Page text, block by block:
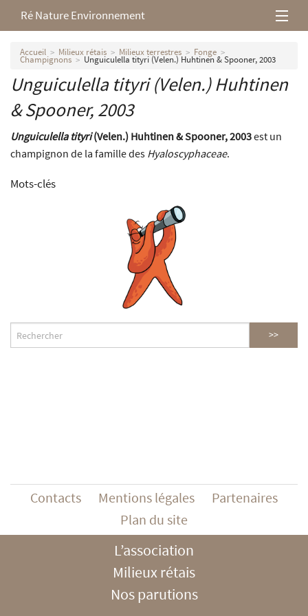
Ré Nature Environnement
L’association
Milieux rétais
Nos parutions
Accueil Milieux rétais Milieux terrestres Fonge
Champignons Unguiculella tityri (Velen.) Huhtinen & Spooner, 2003
Unguiculella tityri(Velen.) Huhtinen
& Spooner, 2003
Unguiculella tityri(Velen.) Huhtinen & Spooner, 2003est un
champignon de la famille des Hyaloscyphaceae.
Mots-clés
Contacts Mentions légales
Partenaires
Plan du site
L’association
Milieux rétais
Nos parutions